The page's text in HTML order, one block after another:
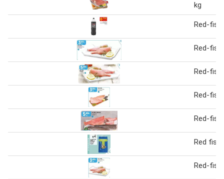
kg
Red-fish
Red-fish
Red-fish
Red-fish
Red-fish
Red fish
Red-fish